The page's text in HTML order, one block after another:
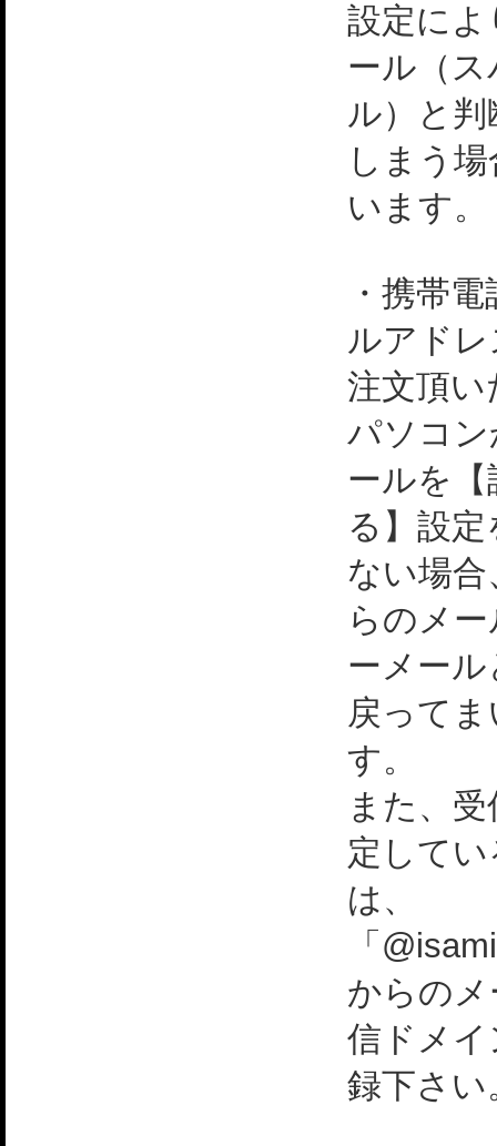
設定に
ール（
ル）と
しまう
います。
・携帯
ルアド
注文頂い
パソコ
ールを【
る】設
ない場
らのメ
ーメー
戻って
す。
また、
定して
は、
「
からの
信ドメ
録下さい